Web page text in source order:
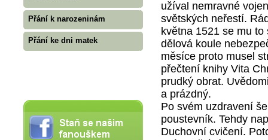
Přání k narozeninám
Přání ke dni matek
užíval nemravné
světských neřestí.
května 1521 se mu
dělová koule
měsíce proto musel
přečtení knihy Vita
prudký obrat.
a prázdný.
Po svém uzdravení
poustevník. Tehdy
Duchovní cvičení.